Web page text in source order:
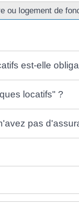
ou logement de
est-elle
locatifs" ?
pas